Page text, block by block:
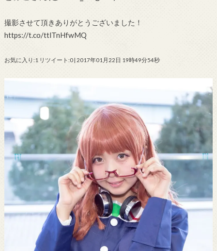
撮影させて頂きありがとうございました！
https://t.co/ttlTnHfwMQ
お気に入り:1 リツイート:0 | 2017年01月22日 19時49分54秒